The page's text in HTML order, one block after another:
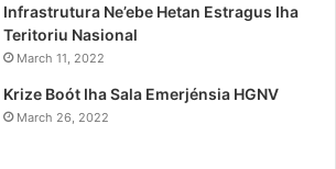
Infrastrutura Ne’ebe Hetan Estragus Iha
Teritoriu Nasional
March 11, 2022
Krize Boót Iha Sala Emerjénsia HGNV
March 26, 2022